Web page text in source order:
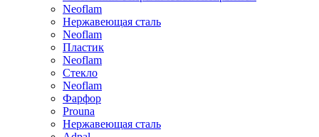
Neoflam
Нержавеющая сталь
Neoflam
Пластик
Neoflam
Стекло
Neoflam
Фарфор
Prouna
Нержавеющая сталь